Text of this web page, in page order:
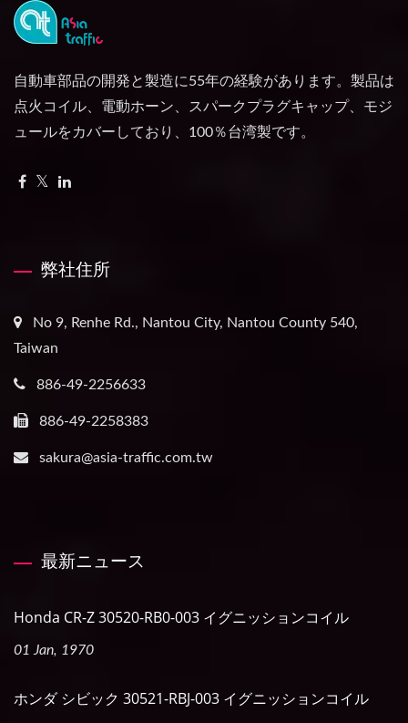
自動車部品の開発と製造に55年の経験があります。製品は
点火コイル、電動ホーン、スパークプラグキャップ、モジ
ュールをカバーしており、100％台湾製です。
弊社住所
No 9, Renhe Rd., Nantou City, Nantou County 540,
Taiwan
886-49-2256633
886-49-2258383
sakura@asia-traffic.com.tw
最新ニュース
Honda CR-Z 30520-RB0-003 イグニッションコイル
01 Jan, 1970
ホンダ シビック 30521-RBJ-003 イグニッションコイル